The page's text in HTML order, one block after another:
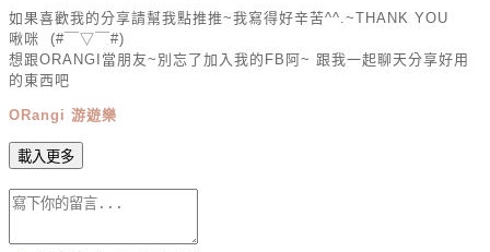
如果喜歡我的分享請幫我點推推~我寫得好辛苦^^.~THANK YOU
啾咪 (#￣▽￣#)
想跟ORANGI當朋友~別忘了加入我的FB阿~ 跟我一起聊天分享好用
的東西吧
ORangi 游遊樂
載入更多